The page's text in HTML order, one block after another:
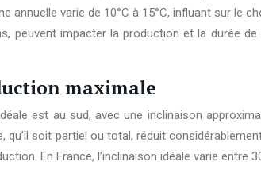
annuelle varie de 10°C à 15°C, influant sur
peuvent impacter la production et la durée
maximale
est au sud, avec une inclinaison
soit partiel ou total, réduit
En France, l’inclinaison idéale varie entre